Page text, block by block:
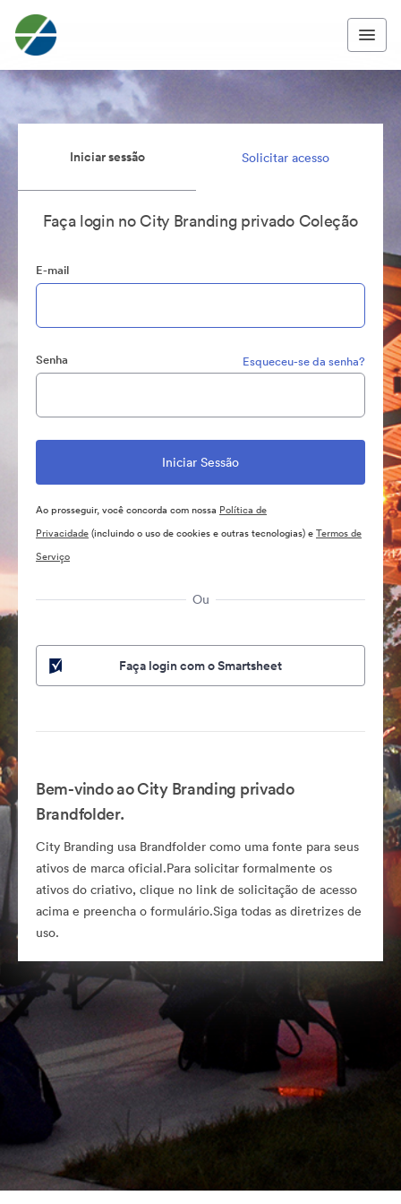
Iniciar sessão Solicitar acesso
Faça login no City Branding privado Coleção
E-mail
Senha Esqueceu-se da senha?
Ao prosseguir, você concorda com nossa Política de
Privacidade(incluindo o uso de cookies e outras tecnologias) eTermos de
Serviço
Ou
Faça login com o Smartsheet
Bem-vindo ao City Branding privado
Brandfolder.
City Branding usa Brandfolder como uma fonte para seus
ativos de marca oficial.Para solicitar formalmente os
ativos do criativo, clique no link de solicitação de acesso
acima e preencha o formulário.Siga todas as diretrizes de
uso.